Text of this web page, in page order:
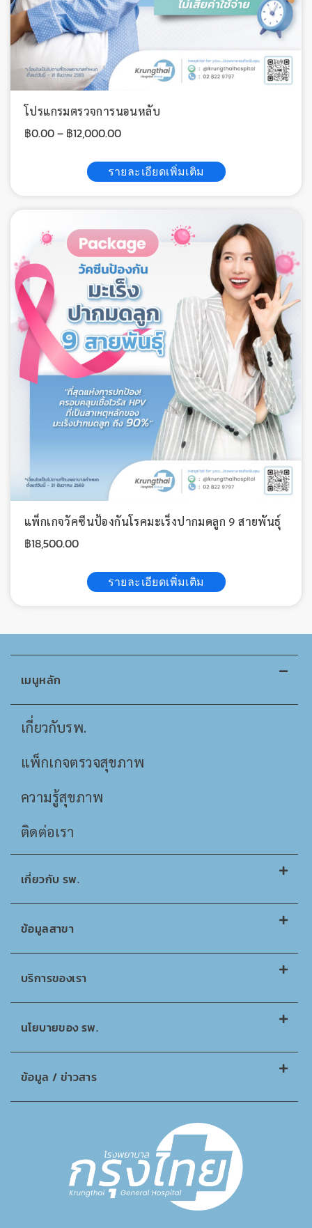
โปรแกรมตรวจการนอนหลับ
฿0.00– ฿12,000.00
รายละเอียดเพิ่มเติม
แพ็กเกจวัคซีนป้องกันโรคมะเร็งปากมดลูก 9 สายพันธุ์
฿18,500.00
รายละเอียดเพิ่มเติม
เมนูหลัก
เกี่ยวกับรพ.
แพ็กเกจตรวจสุขภาพ
ความรู้สุขภาพ
ติดต่อเรา
เกี่ยวกับ รพ.
ข้อมูลสาขา
บริการของเรา
นโยบายของ รพ.
ข้อมูล / ข่าวสาร